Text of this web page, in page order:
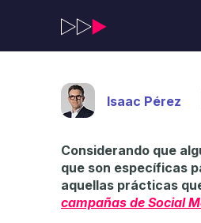
Isaac Pérez
Considerando que
que son específicas
aquellas prácticas
campañas de Social